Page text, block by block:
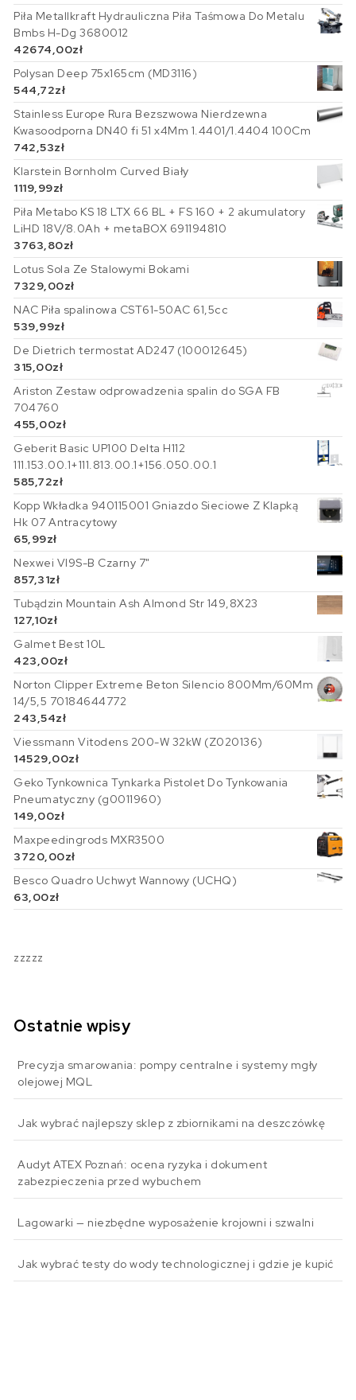
Piła Metallkraft Hydrauliczna Piła Taśmowa Do Metalu
Bmbs H-Dg 3680012
42674,00zł
Polysan Deep 75x165cm (MD3116)
544,72zł
Stainless Europe Rura Bezszwowa Nierdzewna
Kwasoodporna DN40 fi 51 x4Mm 1.4401/1.4404 100Cm
742,53zł
Klarstein Bornholm Curved Biały
1119,99zł
Piła Metabo KS 18 LTX 66 BL + FS 160 + 2 akumulatory
LiHD 18V/8.0Ah + metaBOX 691194810
3763,80zł
Lotus Sola Ze Stalowymi Bokami
7329,00zł
NAC Piła spalinowa CST61-50AC 61,5cc
539,99zł
De Dietrich termostat AD247 (100012645)
315,00zł
Ariston Zestaw odprowadzenia spalin do SGA FB
704760
455,00zł
Geberit Basic UP100 Delta H112
111.153.00.1+111.813.00.1+156.050.00.1
585,72zł
Kopp Wkładka 940115001 Gniazdo Sieciowe Z Klapką
Hk 07 Antracytowy
65,99zł
Nexwei VI9S-B Czarny 7"
857,31zł
Tubądzin Mountain Ash Almond Str 149,8X23
127,10zł
Galmet Best 10L
423,00zł
Norton Clipper Extreme Beton Silencio 800Mm/60Mm
14/5,5 70184644772
243,54zł
Viessmann Vitodens 200-W 32kW (Z020136)
14529,00zł
Geko Tynkownica Tynkarka Pistolet Do Tynkowania
Pneumatyczny (g0011960)
149,00zł
Maxpeedingrods MXR3500
3720,00zł
Besco Quadro Uchwyt Wannowy (UCHQ)
63,00zł
zzzzz
Ostatnie wpisy
Precyzja smarowania: pompy centralne i systemy mgły
olejowej MQL
Jak wybrać najlepszy sklep z zbiornikami na deszczówkę
Audyt ATEX Poznań: ocena ryzyka i dokument
zabezpieczenia przed wybuchem
Lagowarki — niezbędne wyposażenie krojowni i szwalni
Jak wybrać testy do wody technologicznej i gdzie je kupić